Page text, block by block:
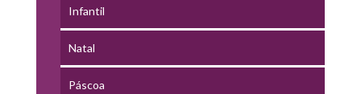
Infantil
Natal
Páscoa